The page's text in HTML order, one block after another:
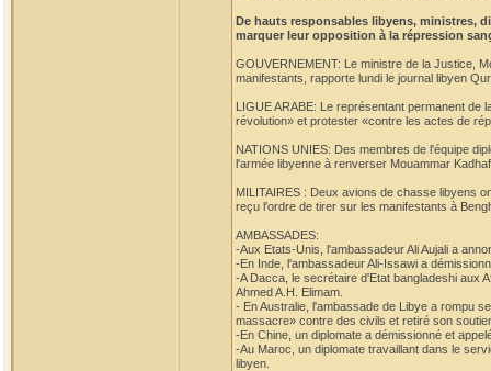
De hauts responsables libyens, ministres,
marquer leur opposition à la répression
GOUVERNEMENT: Le ministre de la Justice,
manifestants, rapporte lundi le journal libyen
LIGUE ARABE: Le représentant permanent de
révolution» et protester «contre les actes de
NATIONS UNIES: Des membres de l'équipe
l'armée libyenne à renverser Mouammar
MILITAIRES : Deux avions de chasse libyens
reçu l'ordre de tirer sur les manifestants à
AMBASSADES:
-Aux Etats-Unis, l'ambassadeur Ali Aujali a
-En Inde, l'ambassadeur Ali-Issawi a
-A Dacca, le secrétaire d'Etat bangladeshi aux
Ahmed A.H. Elimam.
- En Australie, l'ambassade de Libye a rompu
massacre» contre des civils et retiré son
-En Chine, un diplomate a démissionné et
-Au Maroc, un diplomate travaillant dans le
libyen.